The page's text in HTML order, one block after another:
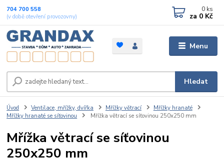
Menu
Hledat
704 700 558
(v době otevření provozovny)
0 ks
za 0 Kč
Úvod Ventilace, mřížky, dvířka Mřížky větrací
Mřížky hranaté
Mřížky hranaté se síťovinou
Mřížka větrací se síťovinou 250x250 mm
Mřížka větrací se síťovinou
250x250 mm